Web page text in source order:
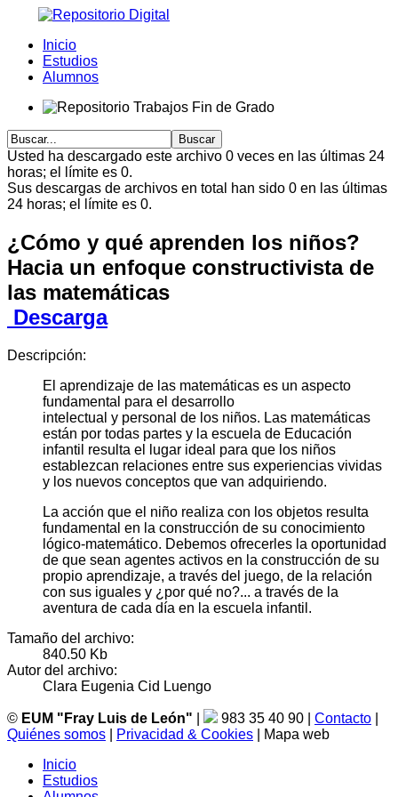
Inicio
Estudios
Alumnos
Usted ha descargado este archivo 0 veces en las últimas 24
horas; el límite es 0.
Sus descargas de archivos en total han sido 0 en las últimas
24 horas; el límite es 0.
¿Cómo y qué aprenden los niños?
Hacia un enfoque constructivista de
las matemáticas
Descarga
Descripción:
El aprendizaje de las matemáticas es un aspecto
fundamental para el desarrollo
intelectual y personal de los niños. Las matemáticas
están por todas partes y la escuela de Educación
infantil resulta el lugar ideal para que los niños
establezcan relaciones entre sus experiencias vividas
y los nuevos conceptos que van adquiriendo.
La acción que el niño realiza con los objetos resulta
fundamental en la construcción de su conocimiento
lógico-matemático. Debemos ofrecerles la oportunidad
de que sean agentes activos en la construcción de su
propio aprendizaje, a través del juego, de la relación
con sus iguales y ¿por qué no?... a través de la
aventura de cada día en la escuela infantil.
Tamaño del archivo:
840.50 Kb
Autor del archivo:
Clara Eugenia Cid Luengo
© EUM "Fray Luis de León" 983 35 40 90 | Contacto
Quiénes somos
Privacidad & Cookies | Mapa web
Inicio
Estudios